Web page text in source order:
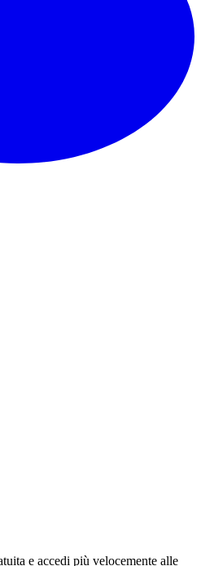
e accedi più velocemente alle